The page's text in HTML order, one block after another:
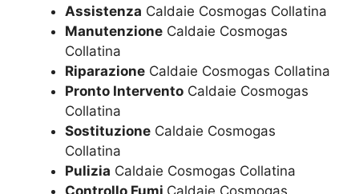
Assistenza Caldaie Cosmogas Collatina
Manutenzione Caldaie Cosmogas
Collatina
Riparazione Caldaie Cosmogas Collatina
Pronto Intervento Caldaie Cosmogas
Collatina
Sostituzione Caldaie Cosmogas
Collatina
Pulizia Caldaie Cosmogas Collatina
Controllo Fumi Caldaie Cosmogas